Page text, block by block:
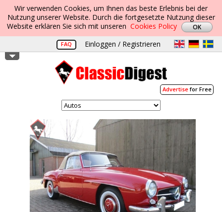
Wir verwenden Cookies, um Ihnen das beste Erlebnis bei der
Nutzung unserer Website. Durch die fortgesetzte Nutzung dieser
Website erklären Sie sich mit unseren Cookies Policy
FAQ Einloggen / Registrieren
Advertisefor Free